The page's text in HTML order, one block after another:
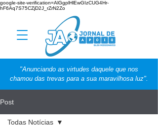
google-site-verification=AlGgplHlEwGIzCUG4Hr-
hF6Aq7S75CZjD2J_rZrN2Zo
"Anunciando as virtudes daquele que nos
chamou das trevas para a sua maravilhosa luz".
Post
Todas Notícias